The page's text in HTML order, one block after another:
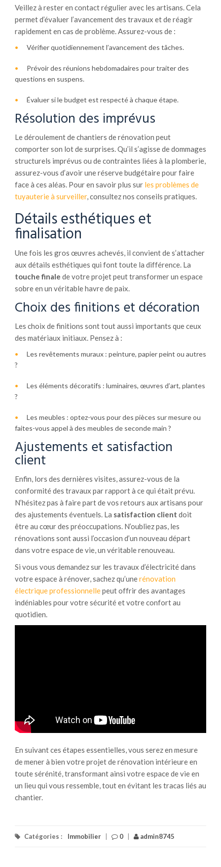
Veillez à rester en contact régulier avec les artisans. Cela
permet d’évaluer l’avancement des travaux et de réagir
rapidement en cas de problème. Assurez-vous de :
Vérifier quotidiennement l’avancement des tâches.
Prévoir des réunions hebdomadaires pour traiter des
questions en suspens.
Évaluer si le budget est respecté à chaque étape.
Résolution des imprévus
Le déroulement de chantiers de rénovation peut
comporter son lot de surprises. Qu’il s’agisse de dommages
structurels imprévus ou de contraintes liées à la plomberie,
assurez-vous d’avoir une réserve budgétaire pour faire
face à ces aléas. Pour en savoir plus sur les problèmes de
tuyauterie à surveiller, consultez nos conseils pratiques.
Détails esthétiques et
finalisation
Une fois les gros œuvres achevés, il convient de s’attacher
aux détails esthétiques qui font toute la différence. La
touche finale de votre projet peut transformer un espace
sobre en un véritable havre de paix.
Choix des finitions et décoration
Les choix de finitions sont tout aussi importants que ceux
des matériaux initiaux. Pensez à :
Les revêtements muraux : peinture, papier peint ou autres
?
Les éléments décoratifs : luminaires, œuvres d’art, plantes
?
Les meubles : optez-vous pour des pièces sur mesure ou
faites-vous appel à des meubles de seconde main ?
Ajustements et satisfaction
client
Enfin, lors des dernières visites, assurez-vous de la
conformité des travaux par rapport à ce qui était prévu.
N’hésitez pas à faire part de vos retours aux artisans pour
des ajustements éventuels. La satisfaction client doit
être au cœur des préoccupations. N’oubliez pas, les
rénovations sont aussi l’occasion d’un nouveau départ
dans votre espace de vie, un véritable renouveau.
Si vous vous demandez sur les travaux d’électricité dans
votre espace à rénover, sachez qu’unerénovation
électrique professionnellepeut offrir des avantages
indéniables pour votre sécurité et votre confort au
quotidien.
En suivant ces étapes essentielles, vous serez en mesure
de mener à bien votre projet de rénovation intérieure en
toute sérénité, transformant ainsi votre espace de vie en
un lieu qui vous ressemble, tout en évitant les tracas liés au
chantier.
Catégories : Immobilier 0 admin8745